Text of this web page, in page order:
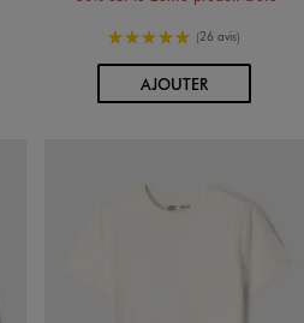
5/5 de moyenne
(26 avis)
AJOUTERAU PANIER